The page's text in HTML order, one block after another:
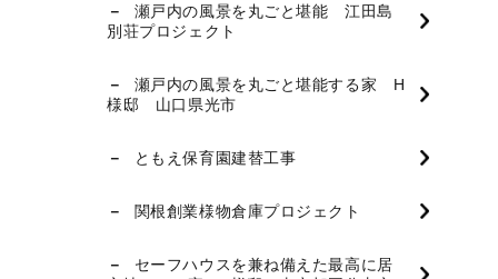
瀬戸内の風景を丸ごと堪能 江田島
別荘プロジェクト
瀬戸内の風景を丸ごと堪能する家 H
様邸 山口県光市
ともえ保育園建替工事
関根創業様物倉庫プロジェクト
セーフハウスを兼ね備えた最高に居